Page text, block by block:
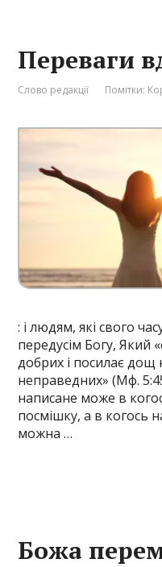
Переваги
Слово редакції Помітки:
: і людям, які свого
передусім Богу, Який
добрих і посилає дощ
неправедних» (Мф.
написане може в
посмішку, а в когось
можна …
Божа